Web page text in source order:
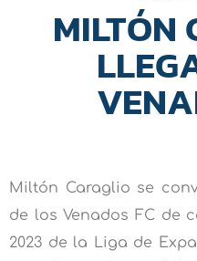
MILTÓN
Miltón Caraglio se
de los Venados FC de
2023 de la Liga de